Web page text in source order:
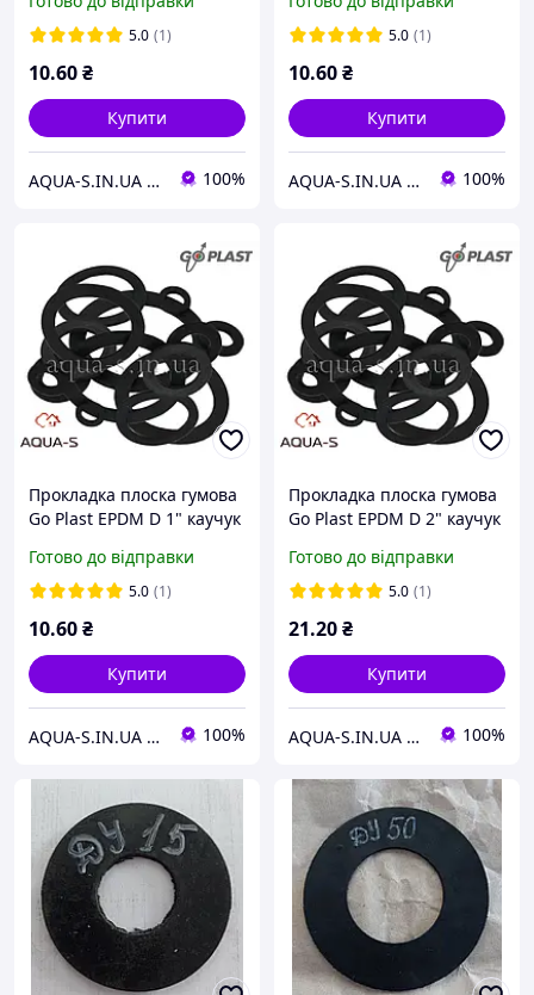
2001GN0002
5.0 (1)
10.60₴
Купити
AQUA-S.IN.UA Професійна Сантехніка 100%
2001GN0003
5.0 (1)
10.60₴
Купити
AQUA-S.IN.UA Професійна Сантехніка 100%
Прокладка плоска гумова
Go Plast EPDM D 1" каучук
Готово до відправки
5.0 (1)
10.60₴
Купити
AQUA-S.IN.UA Професійна Сантехніка 100%
Прокладка плоска гумова
Go Plast EPDM D 2" каучук
Готово до відправки
5.0 (1)
21.20₴
Купити
AQUA-S.IN.UA Професійна Сантехніка 100%